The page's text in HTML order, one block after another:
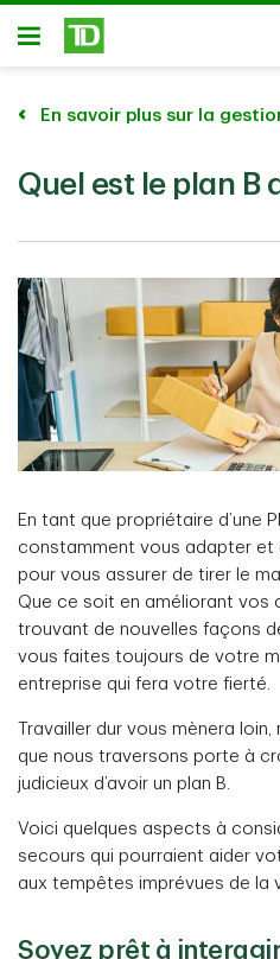
Passer au contenu principal
Ouvert
En savoir plus sur la
Quel est le plan B
En tant que propriétaire d’une
constamment vous adapter et
pour vous assurer de tirer le
Que ce soit en améliorant vos
trouvant de nouvelles façons
vous faites toujours de votre
entreprise qui fera votre fierté.
Travailler dur vous mènera
que nous traversons porte à
judicieux d’avoir un plan B.
Voici quelques aspects à
secours qui pourraient aider
aux tempêtes imprévues de la
Soyez prêt à